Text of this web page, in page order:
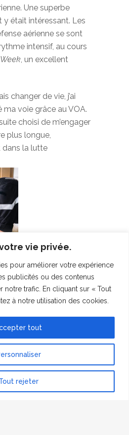
vie privée.
pour améliorer votre expérience
publicités ou des contenus
notre trafic. En cliquant sur « Tout
à notre utilisation des cookies.
rejeter
tout
Une superbe
y était intéressant. Les
aérienne se sont
intensif, au cours
, un excellent
changer de vie, j’ai
voie grâce au VOA.
choisi de m’engager
plus longue,
dans la lutte
,Plankton
Université
form is closed at